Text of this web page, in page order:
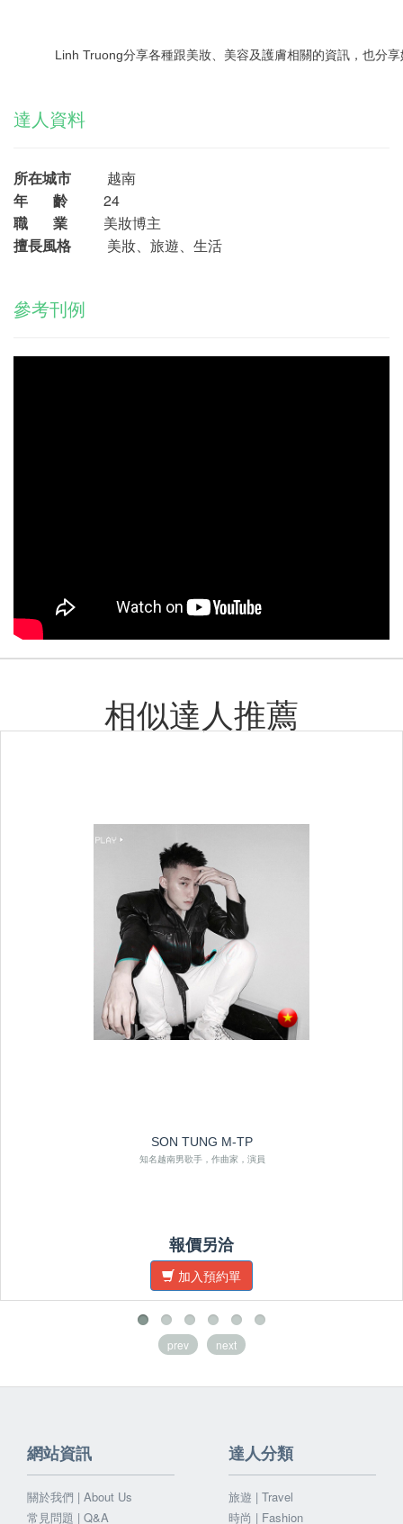
Linh Truong分享各種跟美妝、美容及護膚相關的資訊，也分
達人資料
所在城市 越南
年 齡24
職 業 美妝博主
擅長風格 美妝、旅遊、生活
參考刊例
相似達人推薦
SON TUNG M-TP
知名越南男歌手，作曲家，演員
報價另洽
加入預約單
prev next
網站資訊
關於我們 | About Us
常見問題 | Q&A
達人分類
旅遊 | Travel
時尚 | Fashion